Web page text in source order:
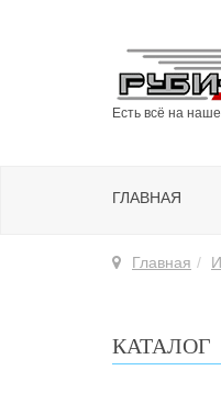
Есть всё на
ГЛАВНАЯ
Главная
КАТАЛОГ